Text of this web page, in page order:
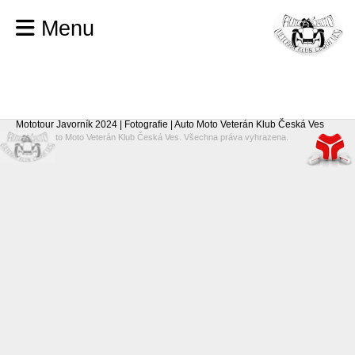
Menu
Mototour Javorník 2024 | Fotografie | Auto Moto Veterán Klub Česká Ves
© 2026 Auto Moto Veterán Klub Česká Ves. Všechna práva vyhrazena.